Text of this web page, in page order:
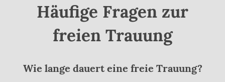
Häufige Fragen zur
freien Trauung
Wie lange dauert eine freie Trauung?